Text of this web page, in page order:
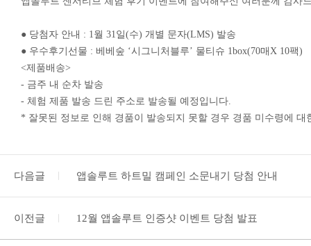
● 당첨자 안내 : 1월 31일(수) 개별 문자(LMS) 발송
● 우수후기선물 : 베베숲 ‘시그니처블루’ 물티슈 1box(70매 X 10팩)
<제품배송>
- 금주 내 순차 발송
- 체험 제품 발송 드린 주소로 발송될 예정입니다.
* 잘못된 정보로 인해 경품이 발송되지 못할 경우 경품 미수령에
다음글 앱솔루트 하트밀 캠페인 소문내기 당첨 안내
이전글 12월 앱솔루트 인증샷 이벤트 당첨 발표